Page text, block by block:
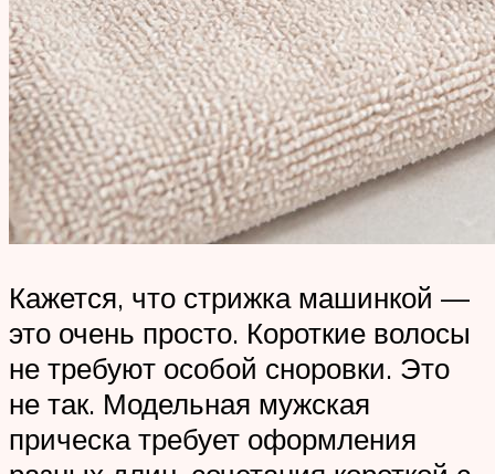
Кажется, что стрижка машинкой —
это очень просто. Короткие волосы
не требуют особой сноровки. Это
не так. Модельная мужская
прическа требует оформления